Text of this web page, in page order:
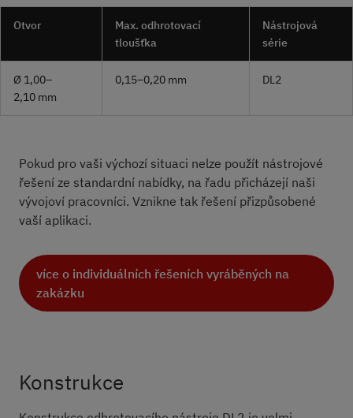
Otvor
Max. odhrotovací
tloušťka
Nástrojová
série
Ø 1,00–
2,10 mm
0,15–0,20 mm DL2
Pokud pro vaši výchozí situaci nelze použít nástrojové
řešení ze standardní nabídky, na řadu přicházejí naši
vývojoví pracovníci. Vznikne tak řešení přizpůsobené
vaší aplikaci.
více o individuálních řešeních vyráběných na
zakázku
Konstrukce